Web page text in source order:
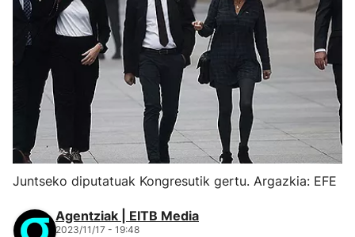
Juntseko diputatuak Kongresutik gertu. Argazkia: EFE
Agentziak | EITB Media
2023/11/17 - 19:48